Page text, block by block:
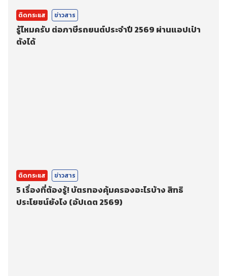
ติดกระแส ข่าวสาร
รู้ไหมครับ ต่อภาษีรถยนต์ประจำปี 2569 ผ่านแอปเป๋า
ตังได้
ติดกระแส ข่าวสาร
5 เรื่องที่ต้องรู้! บัตรทองคุ้มครองอะไรบ้าง สิทธิ
ประโยชน์ยังไง (อัปเดต 2569)